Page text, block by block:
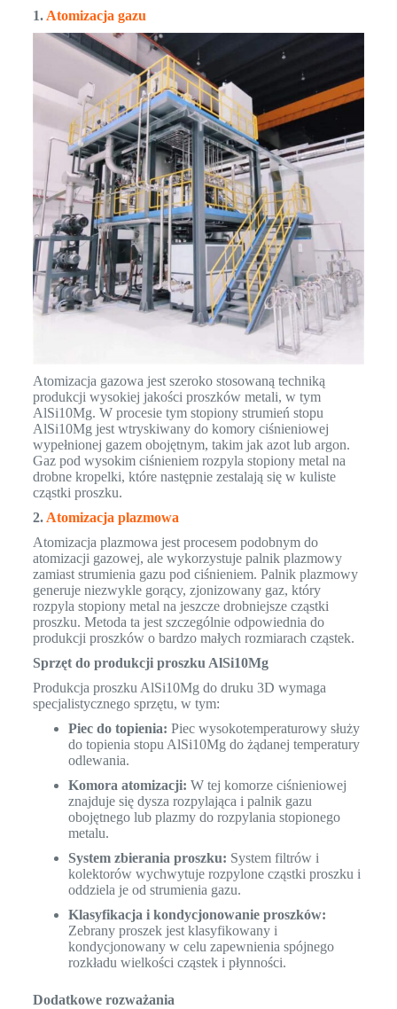
1. Atomizacja gazu
Atomizacja gazowa jest szeroko stosowaną techniką
produkcji wysokiej jakości proszków metali, w tym
AlSi10Mg. W procesie tym stopiony strumień stopu
AlSi10Mg jest wtryskiwany do komory ciśnieniowej
wypełnionej gazem obojętnym, takim jak azot lub argon.
Gaz pod wysokim ciśnieniem rozpyla stopiony metal na
drobne kropelki, które następnie zestalają się w kuliste
cząstki proszku.
2.Atomizacja plazmowa
Atomizacja plazmowa jest procesem podobnym do
atomizacji gazowej, ale wykorzystuje palnik plazmowy
zamiast strumienia gazu pod ciśnieniem. Palnik plazmowy
generuje niezwykle gorący, zjonizowany gaz, który
rozpyla stopiony metal na jeszcze drobniejsze cząstki
proszku. Metoda ta jest szczególnie odpowiednia do
produkcji proszków o bardzo małych rozmiarach cząstek.
Sprzęt do produkcji proszku AlSi10Mg
Produkcja proszku AlSi10Mg do druku 3D wymaga
specjalistycznego sprzętu, w tym:
Piec do topienia: Piec wysokotemperaturowy służy
do topienia stopu AlSi10Mg do żądanej temperatury
odlewania.
Komora atomizacji: W tej komorze ciśnieniowej
znajduje się dysza rozpylająca i palnik gazu
obojętnego lub plazmy do rozpylania stopionego
metalu.
System zbierania proszku: System filtrów i
kolektorów wychwytuje rozpylone cząstki proszku i
oddziela je od strumienia gazu.
Klasyfikacja i kondycjonowanie proszków:
Zebrany proszek jest klasyfikowany i
kondycjonowany w celu zapewnienia spójnego
rozkładu wielkości cząstek i płynności.
Dodatkowe rozważania